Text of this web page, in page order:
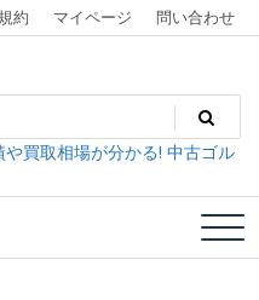
約 マイページ 問い合わせ
dev
ルフマーケット
買取相場が分かる! 中古ゴル